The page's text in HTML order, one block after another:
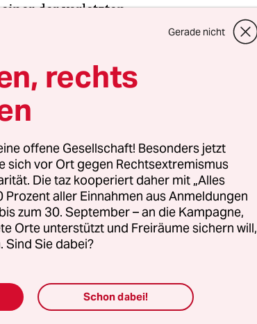
der verletzten
sagte ein
zu müssen,
Klinik in Folge
hieß es in einer
Tod des Beamten
Gerade nicht
rechts
offene Gesellschaft! Besonders jetzt
sich vor Ort gegen Rechtsextremismus
Die taz kooperiert daher mit „Alles
Prozent aller Einnahmen aus Anmeldungen
zum 30. September – an die Kampagne,
Orte unterstützt und Freiräume sichern will,
Sind Sie dabei?
Schon dabei!